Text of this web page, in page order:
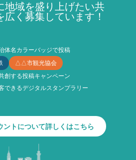
地域を盛り上げたい共
く募集しています！
体名カラーバッジで投稿
△△市観光協会
創する投稿キャンペーン
できるデジタルスタンプラリー
ントについて詳しくはこちら